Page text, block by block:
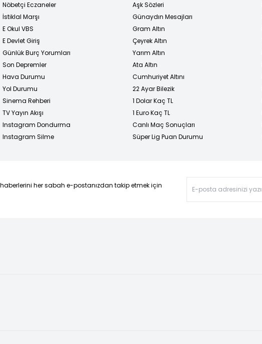
Nöbetçi Eczaneler
İstiklal Marşı
E Okul VBS
E Devlet Giriş
Günlük Burç Yorumları
Son Depremler
Hava Durumu
Yol Durumu
Sinema Rehberi
TV Yayın Akışı
Instagram Dondurma
Instagram Silme
Aşk Sözleri
Günaydın Mesajları
Gram Altın
Çeyrek Altın
Yarım Altın
Ata Altın
Cumhuriyet Altını
22 Ayar Bilezik
1 Dolar Kaç TL
1 Euro Kaç TL
Canlı Maç Sonuçları
Süper Lig Puan Durumu
her sabah e-postanızdan takip etmek için